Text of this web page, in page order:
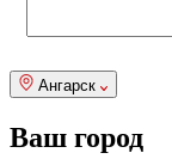
Ангарск
Ваш город